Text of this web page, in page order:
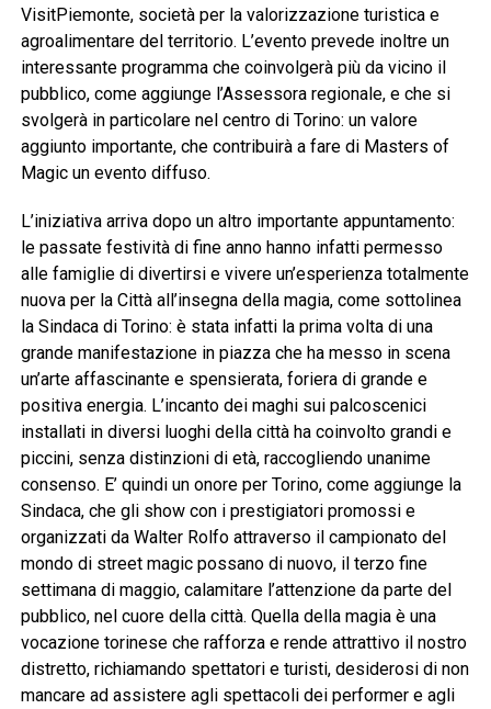
VisitPiemonte, società per la valorizzazione turistica e
agroalimentare del territorio. L’evento prevede inoltre un
interessante programma che coinvolgerà più da vicino il
pubblico, come aggiunge l’Assessora regionale, e che si
svolgerà in particolare nel centro di Torino: un valore
aggiunto importante, che contribuirà a fare di Masters of
Magic un evento diffuso.
L’iniziativa arriva dopo un altro importante appuntamento:
le passate festività di fine anno hanno infatti permesso
alle famiglie di divertirsi e vivere un’esperienza totalmente
nuova per la Città all’insegna della magia, come sottolinea
la Sindaca di Torino: è stata infatti la prima volta di una
grande manifestazione in piazza che ha messo in scena
un’arte affascinante e spensierata, foriera di grande e
positiva energia. L’incanto dei maghi sui palcoscenici
installati in diversi luoghi della città ha coinvolto grandi e
piccini, senza distinzioni di età, raccogliendo unanime
consenso. E’ quindi un onore per Torino, come aggiunge la
Sindaca, che gli show con i prestigiatori promossi e
organizzati da Walter Rolfo attraverso il campionato del
mondo di street magic possano di nuovo, il terzo fine
settimana di maggio, calamitare l’attenzione da parte del
pubblico, nel cuore della città. Quella della magia è una
vocazione torinese che rafforza e rende attrattivo il nostro
distretto, richiamando spettatori e turisti, desiderosi di non
mancare ad assistere agli spettacoli dei performer e agli